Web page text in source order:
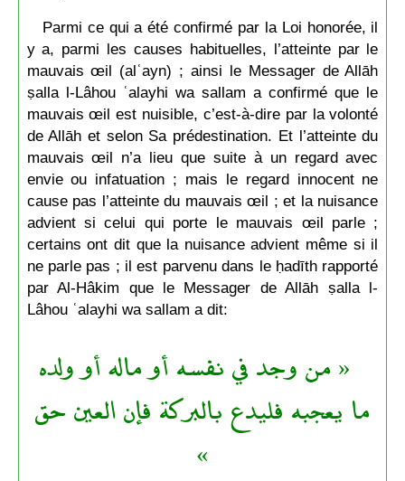
Parmi ce qui a été confirmé par la Loi honorée, il
y a, parmi les causes habituelles, l’atteinte par le
mauvais œil (alʿayn) ; ainsi le Messager de Allāh
ṣalla l-Lâhou ʿalayhi wa sallam a confirmé que le
mauvais œil est nuisible, c’est-à-dire par la volonté
de Allāh et selon Sa prédestination. Et l’atteinte du
mauvais œil n’a lieu que suite à un regard avec
envie ou infatuation ; mais le regard innocent ne
cause pas l’atteinte du mauvais œil ; et la nuisance
advient si celui qui porte le mauvais œil parle ;
certains ont dit que la nuisance advient même si il
ne parle pas ; il est parvenu dans le ḥadīth rapporté
par Al-Hâkim que le Messager de Allāh ṣalla l-
Lâhou ʿalayhi wa sallam a dit:
« من وجد في نفسه أو ماله أو ولده
ما يعجبه فليدع بالبركة فإن العين حق
»